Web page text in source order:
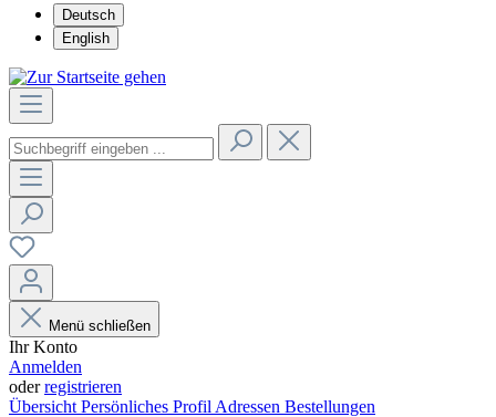
Deutsch
English
Menü schließen
Ihr Konto
Anmelden
oderregistrieren
Übersicht Persönliches Profil Adressen Bestellungen